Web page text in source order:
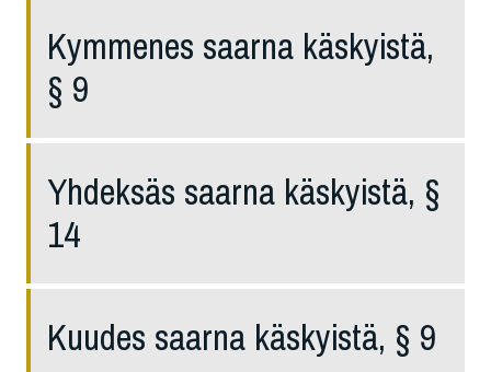
Kymmenes saarna käskyistä,
§ 9
Yhdeksäs saarna käskyistä, §
14
Kuudes saarna käskyistä, § 9